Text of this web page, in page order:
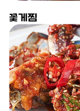
꽃게찜